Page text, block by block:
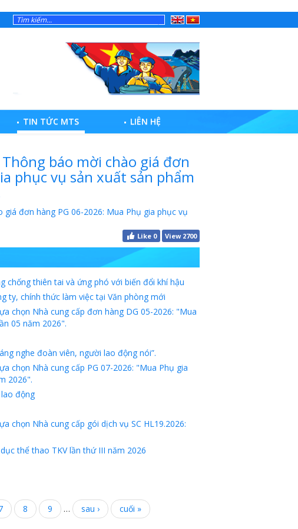
English Tiếng
Việt
TIN TỨC MTS LIÊN HỆ
báo mời chào giá đơn
phục vụ sản xuất sản phẩm
đơn hàng PG 06-2026: Mua Phụ gia phục vụ
Like 0 View 2700
thiên tai và ứng phó với biến đổi khí hậu
ty, chính thức làm việc tại Văn phòng mới
chọn Nhà cung cấp đơn hàng DG 05-2026: "Mua
05 năm 2026".
nghe đoàn viên, người lao động nói”.
chọn Nhà cung cấp PG 07-2026: "Mua Phụ gia
2026".
động
chọn Nhà cung cấp gói dịch vụ SC HL19.2026:
thể thao TKV lần thứ III năm 2026
8 9 … sau › cuối »